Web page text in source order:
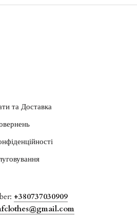
та Доставка
+380737030909